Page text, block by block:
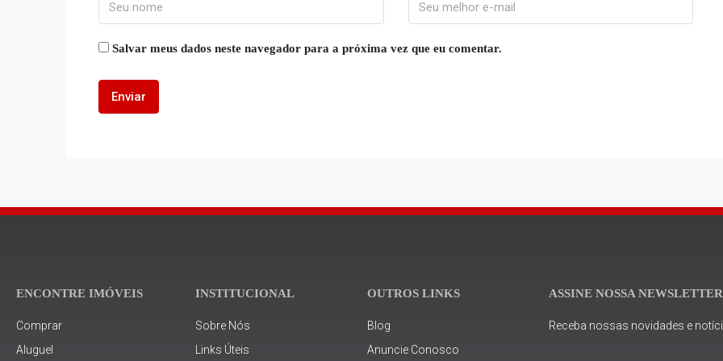
Salvar meus dados neste navegador para a próxima vez que eu comentar.
ENCONTRE IMÓVEIS
Comprar
Aluguel
INSTITUCIONAL
Sobre Nós
Links Úteis
OUTROS LINKS
Blog
Anuncie Conosco
ASSINE NOSSA NEWSLETTER
Receba nossas novidades e